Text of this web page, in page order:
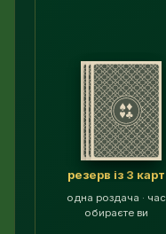
резерв із 3 карт
одна роздача · час
обираєте ви